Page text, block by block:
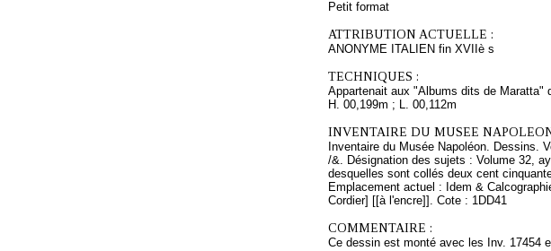
Petit format
ATTRIBUTION ACTUELLE :
ANONYME ITALIEN fin XVIIè s
TECHNIQUES :
Appartenait aux "Albums dits de Maratta"
H. 00,199m ; L. 00,112m
INVENTAIRE DU MUSEE
Inventaire du Musée Napoléon. Dessins.
/&. Désignation des sujets : Volume 32,
desquelles sont collés deux cent
Emplacement actuel : Idem &
Cordier] [[à l'encre]]. Cote : 1DD41
COMMENTAIRE :
Ce dessin est monté avec les Inv. 17454